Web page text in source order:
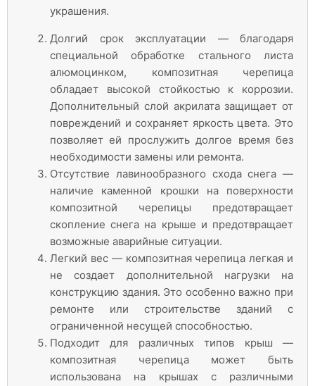
украшения.
Долгий срок эксплуатации — благодаря
специальной обработке стального листа
алюмоцинком, композитная черепица
обладает высокой стойкостью к коррозии.
Дополнительный слой акрилата защищает от
повреждений и сохраняет яркость цвета. Это
позволяет ей прослужить долгое время без
необходимости замены или ремонта.
Отсутствие лавинообразного схода снега —
наличие каменной крошки на поверхности
композитной черепицы предотвращает
скопление снега на крыше и предотвращает
возможные аварийные ситуации.
Легкий вес — композитная черепица легкая и
не создает дополнительной нагрузки на
конструкцию здания. Это особенно важно при
ремонте или строительстве зданий с
ограниченной несущей способностью.
Подходит для различных типов крыш —
композитная черепица может быть
использована на крышах с различными